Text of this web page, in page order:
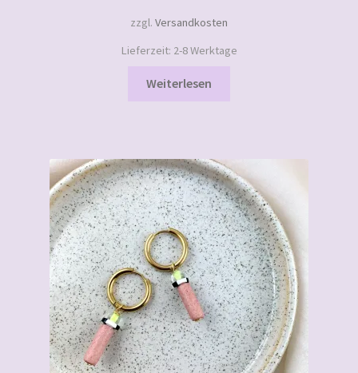
zzgl. Versandkosten
Lieferzeit: 2-8 Werktage
Weiterlesen